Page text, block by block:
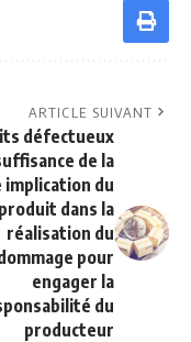
ARTICLE SUIVANT
défectueux
de la
implication du
produit dans la
réalisation du
pour
engager la
du
producteur